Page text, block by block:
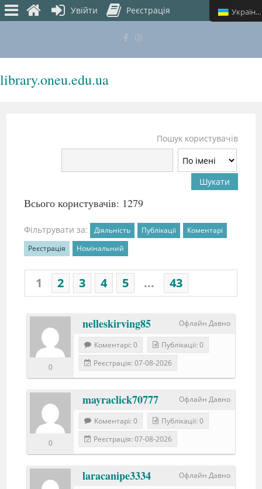
library.oneu.edu.ua
Пошук користувачів
Всього користувачів: 1279
Фільтрувати за: Діяльність Публікації
Коментарі
Реєстрація
Номінальний
1 2 3 4 5 ... 43
Офлайн Давно
nelleskirving85
0
Коментарі: 0
Публікації: 0
Реєстрація: 07-08-2026
Офлайн Давно
mayraclick70777
0
Коментарі: 0
Публікації: 0
Реєстрація: 07-08-2026
Офлайн Давно
laracanipe3334
Увійти Реєстрація Українська